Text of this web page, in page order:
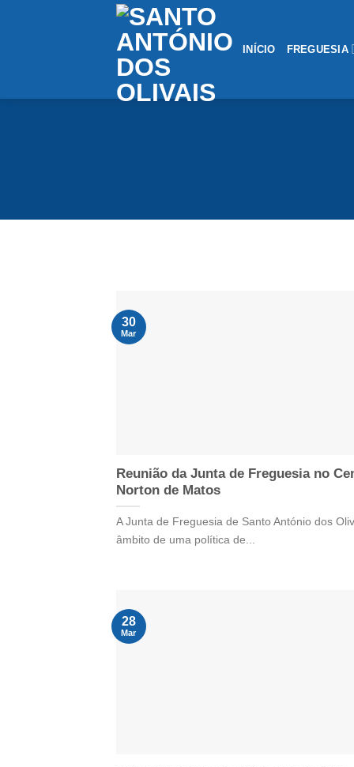
INÍCIO FREGUESIA
Reunião da Junta de Freguesia no
Norton de Matos
A Junta de Freguesia de Santo António dos
âmbito de uma política de...
30
Mar
28
Mar